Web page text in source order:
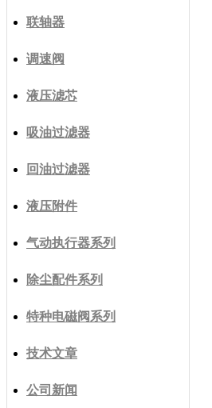
联轴器
调速阀
液压滤芯
吸油过滤器
回油过滤器
液压附件
气动执行器系列
除尘配件系列
特种电磁阀系列
技术文章
公司新闻